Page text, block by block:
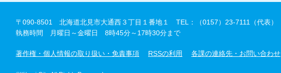
〒090-8501 北海道北見市大通西３丁目１番地１
TEL：（0157）23-7111（代表）
執務時間 月曜日～金曜日 8時45分～17時30分まで
著作権・個人情報の取り扱い・免責事項 RSSの利用 各課の連絡先・お問い合わせ